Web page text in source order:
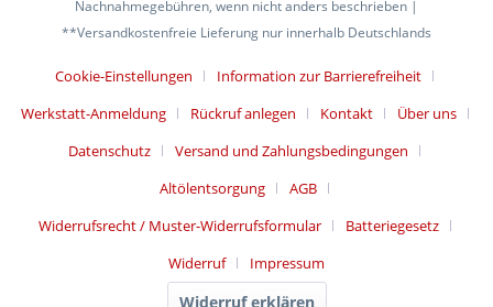
Nachnahmegebühren, wenn nicht anders beschrieben |
**Versandkostenfreie Lieferung nur innerhalb Deutschlands
Cookie-Einstellungen
Information zur Barrierefreiheit
Werkstatt-Anmeldung
Rückruf anlegen Kontakt
Über uns
Datenschutz
Versand und Zahlungsbedingungen
Altölentsorgung
AGB
Widerrufsrecht / Muster-Widerrufsformular
Batteriegesetz
Widerruf
Impressum
Widerruf erklären